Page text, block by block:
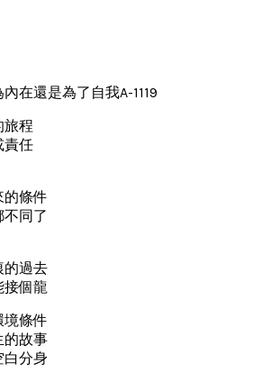
在還是為了自我A-1119
旅程
責任
的條件
同了
的過去
接個龍
境條件
的故事
白分身